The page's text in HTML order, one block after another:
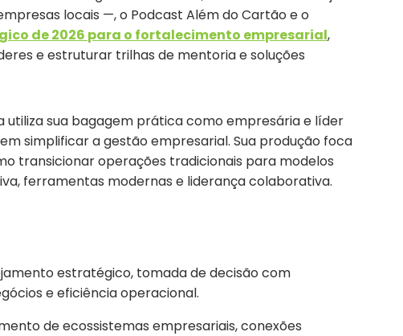
locais —, o Podcast Além do Cartão e o
de 2026 para o fortalecimento empresarial,
e estruturar trilhas de mentoria e soluções
utiliza sua bagagem prática como empresária e líder
simplificar a gestão empresarial. Sua produção foca
transicionar operações tradicionais para modelos
ferramentas modernas e liderança colaborativa.
estratégico, tomada de decisão com
e eficiência operacional.
de ecossistemas empresariais, conexões